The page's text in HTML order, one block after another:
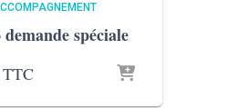
spéciale
TTC